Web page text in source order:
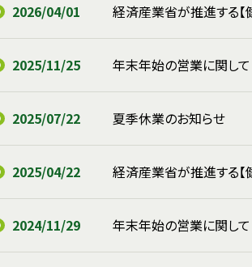
2026/04/01 経済産業省が推進する
2025/11/25 年末年始の営業に関して
2025/07/22 夏季休業のお知らせ
2025/04/22 経済産業省が推進する
2024/11/29 年末年始の営業に関して